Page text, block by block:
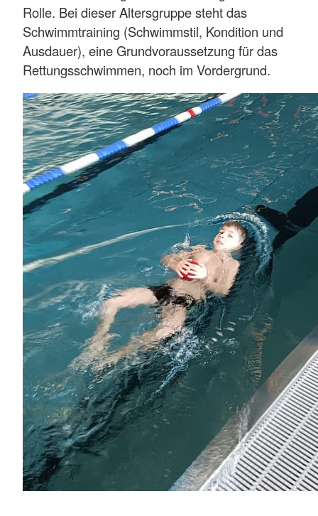
Rolle. Bei dieser Altersgruppe steht das
Schwimmtraining (Schwimmstil, Kondition und
Ausdauer), eine Grundvoraussetzung für das
Rettungsschwimmen, noch im Vordergrund.